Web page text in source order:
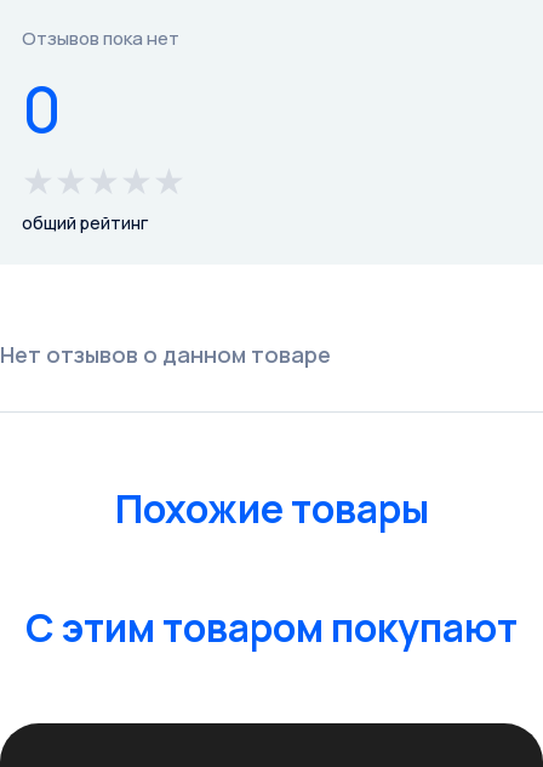
Отзывов пока нет
0
★★★★★
общий рейтинг
Нет отзывов о данном товаре
Похожие товары
C этим товаром покупают